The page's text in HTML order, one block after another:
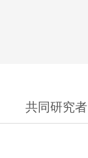
共同研究者